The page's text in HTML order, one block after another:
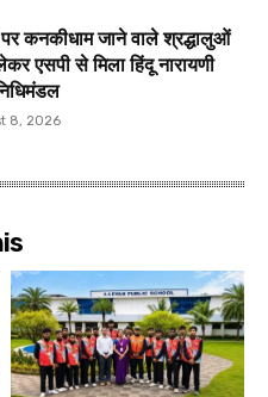
पर कनकीधाम जाने वाले श्रद्धालुओं
एसपी से मिला हिंदू नारायणी
8, 2026